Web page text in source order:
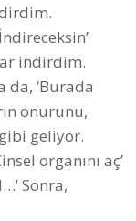
indirdim.
da, ‘Burada
onurunu,
geliyor.
organını aç’
Sonra,